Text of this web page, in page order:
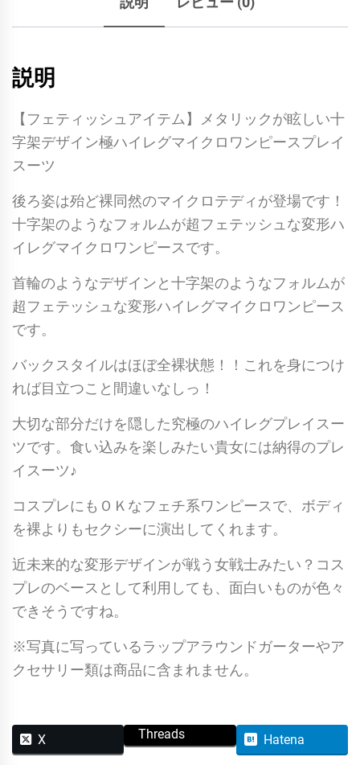
説明
【フェティッシュアイテム】メタリックが眩しい十
字架デザイン極ハイレグマイクロワンピースプレイ
スーツ
後ろ姿は殆ど裸同然のマイクロテディが登場です！
十字架のようなフォルムが超フェテッシュな変形ハ
イレグマイクロワンピースです。
首輪のようなデザインと十字架のようなフォルムが
超フェテッシュな変形ハイレグマイクロワンピース
です。
バックスタイルはほぼ全裸状態！！これを身につけ
れば目立つこと間違いなしっ！
大切な部分だけを隠した究極のハイレグプレイスー
ツです。食い込みを楽しみたい貴女には納得のプレ
イスーツ♪
コスプレにもＯＫなフェチ系ワンピースで、ボディ
を裸よりもセクシーに演出してくれます。
近未来的な変形デザインが戦う女戦士みたい？コス
プレのベースとして利用しても、面白いものが色々
できそうですね。
※写真に写っているラップアラウンドガーターやア
クセサリー類は商品に含まれません。
X Threads Hatena